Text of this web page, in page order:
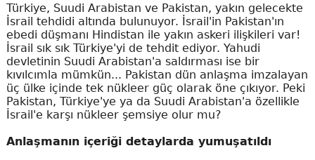
Türkiye, Suudi Arabistan ve Pakistan, yakın gelecekte
İsrail tehdidi altında bulunuyor. İsrail'in Pakistan'ın
ebedi düşmanı Hindistan ile yakın askeri ilişkileri var!
İsrail sık sık Türkiye'yi de tehdit ediyor. Yahudi
devletinin Suudi Arabistan'a saldırması ise bir
kıvılcımla mümkün... Pakistan dün anlaşma imzalayan
üç ülke içinde tek nükleer güç olarak öne çıkıyor. Peki
Pakistan, Türkiye'ye ya da Suudi Arabistan'a özellikle
İsrail'e karşı nükleer şemsiye olur mu?
Anlaşmanın içeriği detaylarda yumuşatıldı